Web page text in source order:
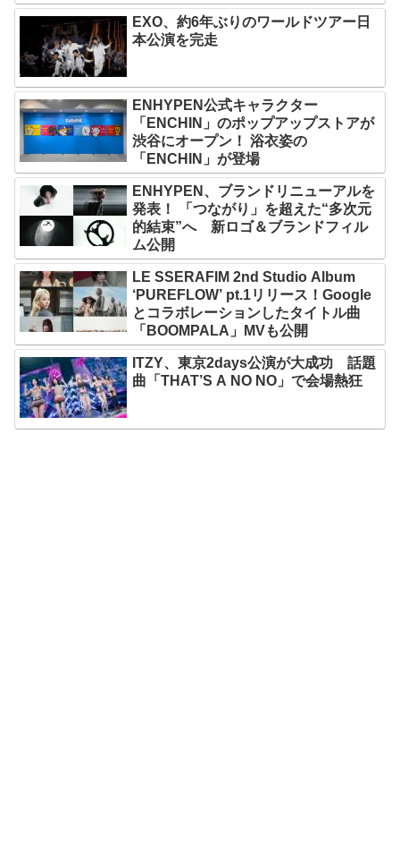
EXO、約6年ぶりのワールドツアー日
本公演を完走
ENHYPEN公式キャラクター
「ENCHIN」のポップアップストアが
渋谷にオープン！ 浴衣姿の
「ENCHIN」が登場
ENHYPEN、ブランドリニューアルを
発表！ 「つながり」を超えた“多次元
的結束”へ 新ロゴ＆ブランドフィル
ム公開
LE SSERAFIM 2nd Studio Album
‘PUREFLOW’ pt.1リリース！Google
とコラボレーションしたタイトル曲
「BOOMPALA」MVも公開
ITZY、東京2days公演が大成功 話題
曲「THAT’S A NO NO」で会場熱狂